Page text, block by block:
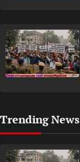
Trending News